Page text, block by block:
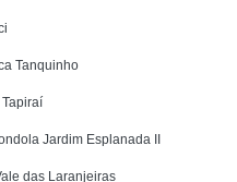
Tanquinho
Jardim Esplanada II
das Laranjeiras